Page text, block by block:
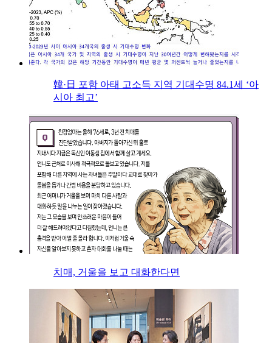
韓·日 포함 아태 고소득 지역 기대수명 84.1세 ‘아
시아 최고’
치매, 거울을 보고 대화한다면